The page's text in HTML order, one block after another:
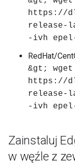
https://
release-
-ivh
RedHat/
&gt; wget
https://
release-
-ivh
Zainstaluj
w węźle z